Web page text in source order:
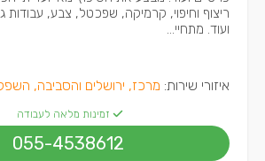
ריצוף וחיפוי, קרמיקה, שפכטל, צבע, עבודות
ועוד. מתחיי...
איזורי שירות: מרכז, ירושלים והסביבה,
זמינות מלאה לעבודה
055-4538612